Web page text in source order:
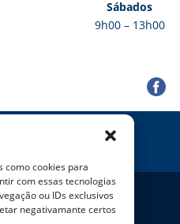
como cookies para
com essas tecnologias
ou IDs exclusivos
negativamante certos
Sábados
9h00 – 13h00
Política de Privacidade